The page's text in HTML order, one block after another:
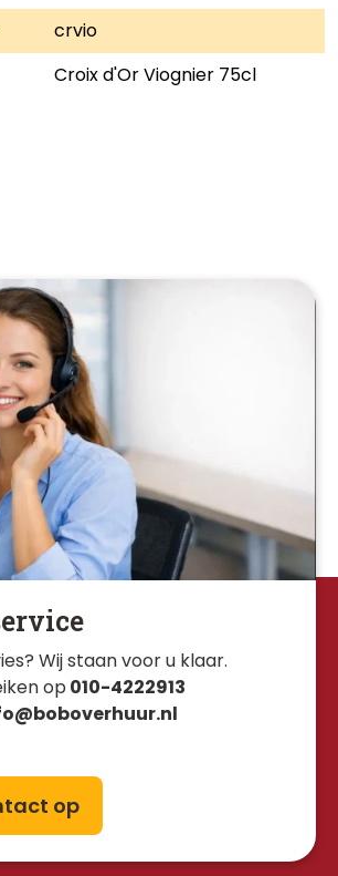
crvio
Croix d'Or Viognier 75cl
Wij staan voor u klaar.
op 010-4222913
op